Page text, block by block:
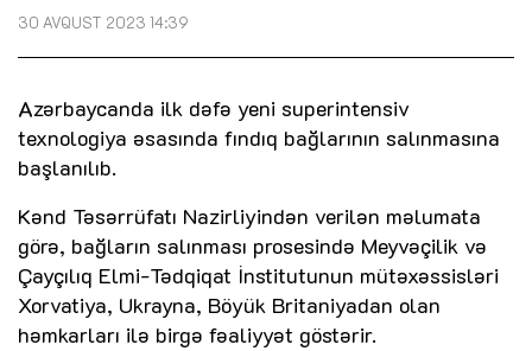
30 AVQUST 2023 14:39
Azərbaycanda ilk dəfə yeni superintensiv
texnologiya əsasında fındıq bağlarının salınmasına
başlanılıb.
Kənd Təsərrüfatı Nazirliyindən verilən məlumata
görə, bağların salınması prosesində Meyvəçilik və
Çayçılıq Elmi-Tədqiqat İnstitutunun mütəxəssisləri
Xorvatiya, Ukrayna, Böyük Britaniyadan olan
həmkarları ilə birgə fəaliyyət göstərir.